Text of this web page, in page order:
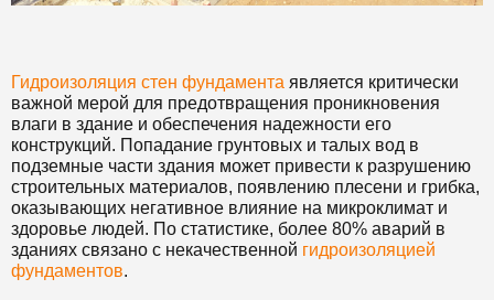
Гидроизоляция стен фундамента является критически
важной мерой для предотвращения проникновения
влаги в здание и обеспечения надежности его
конструкций. Попадание грунтовых и талых вод в
подземные части здания может привести к разрушению
строительных материалов, появлению плесени и грибка,
оказывающих негативное влияние на микроклимат и
здоровье людей. По статистике, более 80% аварий в
зданиях связано с некачественной гидроизоляцией
фундаментов.